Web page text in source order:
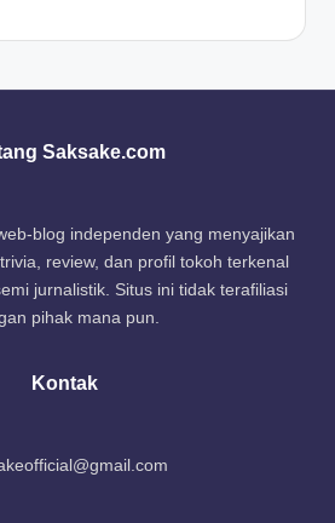
Saksake.com
blog independen yang menyajikan
review, dan profil tokoh terkenal
jurnalistik. Situs ini tidak terafiliasi
pihak mana pun.
Kontak